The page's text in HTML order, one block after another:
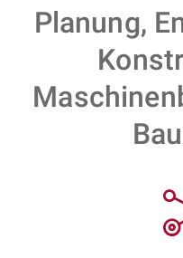
Planung,